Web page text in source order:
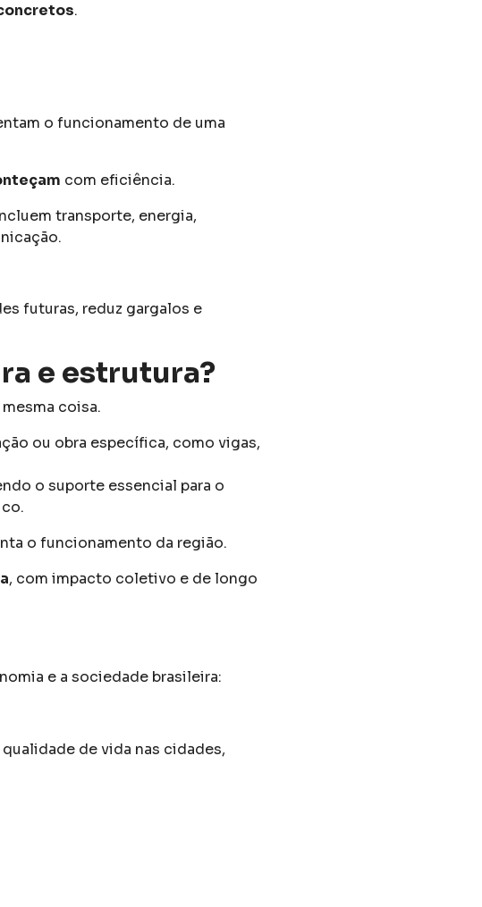
.
o funcionamento de uma
com eficiência.
transporte, energia,
futuras, reduz gargalos e
e estrutura?
coisa.
ou obra específica, como vigas,
o suporte essencial para o
o funcionamento da região.
, com impacto coletivo e de longo
e a sociedade brasileira:
de vida nas cidades,